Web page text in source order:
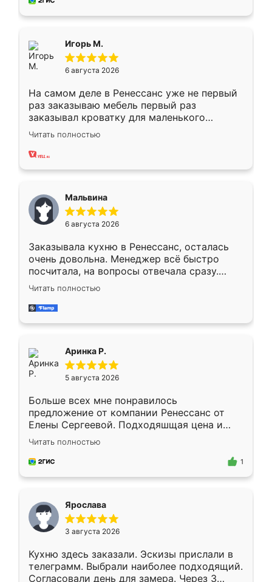
Игорь М.
6 августа 2026
На самом деле в Ренессанс уже не первый
раз заказываю мебель первый раз
заказывал кроватку для маленького
ребёнка при его рождении ,во второй раз
заказал шкаф-купе. По качеству очень
хорошее сборка достаточно быстрая,
меньше, здесь же он более разнообразный.
Мне нравится ,если что-то потребуется из
мебели буду заказывать только здесь.
Читать полностью
Мальвина
6 августа 2026
Заказывала кухню в Ренессанс, осталась
очень довольна. Менеджер всё быстро
посчитала, на вопросы отвечала сразу.
Замерщик приехал в субботу, подошёл к
делу со всей ответственностью. Собрали
за день, ребята работали аккуратно, даже
Читать полностью
Аринка Р.
5 августа 2026
Больше всех мне понравилось
предложение от компании Ренессанс от
Елены Сергеевой. Подходяшщая цена и
короткие сроки изготовления. Приехавший
для замера сотрудник Владислав
предложил по моему эскизу самый
Читать полностью
1
Ярослава
3 августа 2026
Кухню здесь заказали. Эскизы прислали в
телеграмм. Выбрали наиболее подходящий.
Согласовали день для замера. Через 3